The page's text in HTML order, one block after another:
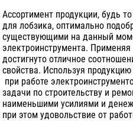
Ассортимент продукции, будь
для лобзика, оптимально
существующими на данный
электроинструмента.
достигнуто отличное
свойства. Используя
при работе
задачи по строительству и
наименьшими усилиями и
при этом удовольствие от